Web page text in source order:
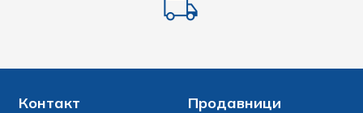
Контакт Продавници